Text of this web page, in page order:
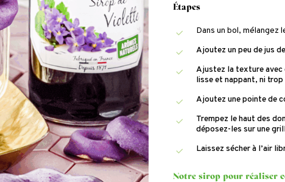
Étapes
Dans un bol, mélangez
Ajoutez un peu de jus
Ajustez la texture avec
lisse et nappant, ni
Ajoutez une pointe de
Trempez le haut des
déposez-les sur une
Laissez sécher à l’air
Notre sirop pour réaliser